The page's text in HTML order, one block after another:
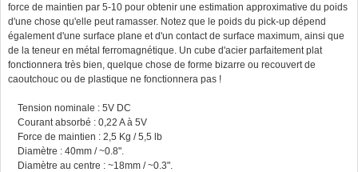
force de maintien par 5-10 pour obtenir une estimation approximative du poids
d'une chose qu'elle peut ramasser. Notez que le poids du pick-up dépend
également d'une surface plane et d'un contact de surface maximum, ainsi que
de la teneur en métal ferromagnétique. Un cube d'acier parfaitement plat
fonctionnera très bien, quelque chose de forme bizarre ou recouvert de
caoutchouc ou de plastique ne fonctionnera pas !
Tension nominale : 5V DC
Courant absorbé : 0,22 A à 5V
Force de maintien : 2,5 Kg / 5,5 lb
Diamètre : 40mm / ~0.8".
Diamètre au centre : ~18mm / ~0.3".